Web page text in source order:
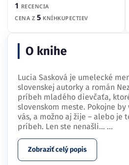
1 RECENCIA
CENA Z 5 KNÍHKUPECTIEV
O knihe
Lucia Sasková je umelecké
slovenskej autorky a román
príbeh mladého dievčaťa,
slovenskom meste. Pokojne
vás, a možno aj žije – alebo je
príbeh. Len ste nenašli… ...
Zobraziť celý popis